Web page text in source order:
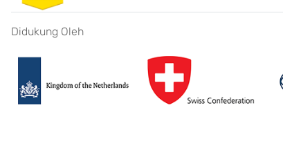
Didukung Oleh